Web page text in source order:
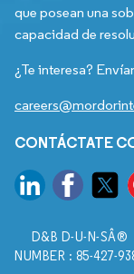
que posean una
capacidad de
¿Te interesa?
CONTÁCTATE
D&B D-U-N-SÂ®
NUMBER : 85-427-